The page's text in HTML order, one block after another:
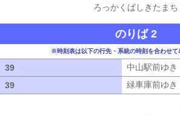
ろっかくばしきたまち
のりば 2
※時刻表は以下の行先・系統の時刻を合わせて
39 中山駅前ゆき
39
緑車庫前ゆき